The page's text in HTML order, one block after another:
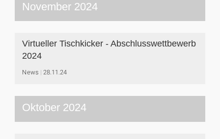
November 2024
Virtueller Tischkicker - Abschlusswettbewerb
2024
News 28.11.24
Oktober 2024